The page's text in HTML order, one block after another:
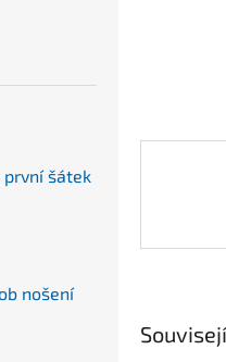
první šátek
nošení